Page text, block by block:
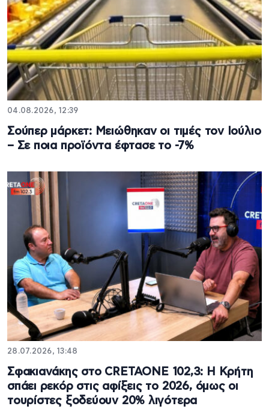
04.08.2026, 12:39
Σούπερ μάρκετ: Μειώθηκαν οι τιμές τον Ιούλιο
– Σε ποια προϊόντα έφτασε το -7%
28.07.2026, 13:48
Σφακιανάκης στο CRETAONE 102,3: Η Κρήτη
σπάει ρεκόρ στις αφίξεις το 2026, όμως οι
τουρίστες ξοδεύουν 20% λιγότερα